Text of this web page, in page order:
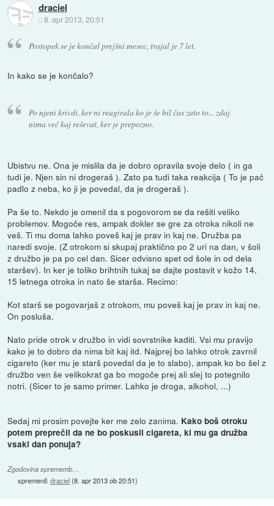
draciel
::8. apr 2013, 20:51
Postopek se je končal prejšni mesec, trajal je 7 let.
In kako se je končalo?
Po njeni krivdi, ker ni reagirala ko je še bil čas zato to... zdaj
nima več kaj reševat, ker je prepozno.
Ubistvu ne. Ona je mislila da je dobro opravila svoje delo ( in ga
tudi je. Njen sin ni drogeraš ). Zato pa tudi taka reakcija ( To je pač
padlo z neba, ko ji je povedal, da je drogeraš ).
Pa še to. Nekdo je omenil da s pogovorom se da rešiti veliko
problemov. Mogoče res, ampak dokler se gre za otroka nikoli ne
veš. Ti mu doma lahko poveš kaj je prav in kaj ne. Družba pa
naredi svoje. (Z otrokom si skupaj praktično po 2 uri na dan, v šoli
z družbo je pa po cel dan. Sicer odvisno spet od šole in od dela
staršev). In ker je toliko brihtnih tukaj se dajte postavit v kožo 14,
15 letnega otroka in nato še starša. Recimo:
Kot starš se pogovarjaš z otrokom, mu poveš kaj je prav in kaj ne.
On posluša.
Nato pride otrok v družbo in vidi sovrstnike kaditi. Vsi mu pravijo
kako je to dobro da nima bit kaj itd. Najprej bo lahko otrok zavrnil
cigareto (ker mu je starš povedal da je to slabo), ampak ko bo šel z
družbo ven še velikokrat ga bo mogoče prej ali slej to potegnilo
notri. (Sicer to je samo primer. Lahko je droga, alkohol, ...)
Sedaj mi prosim povejte ker me zelo zanima. Kako boš otroku
potem preprečil da ne bo poskusil cigareta, ki mu ga družba
vsaki dan ponuja?
Zgodovina sprememb…
spremenil:draciel(8. apr 2013 ob 20:51)